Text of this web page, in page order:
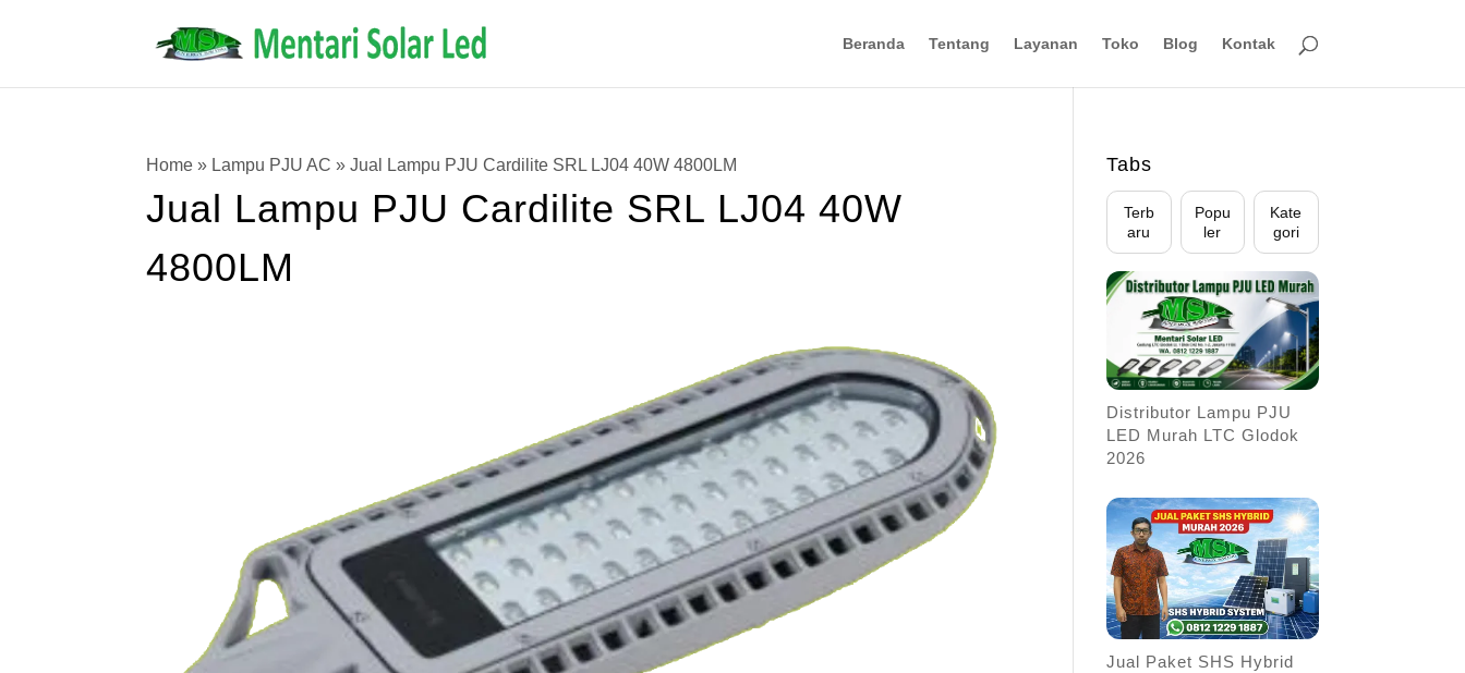
Beranda Tentang Layanan Toko Blog Kontak
Home » Lampu PJU AC »Jual Lampu PJU Cardilite SRL LJ04 40W 4800LM
Jual Lampu PJU Cardilite SRL LJ04 40W
4800LM
Tabs
Terb
aru
Popu
ler
Kate
gori
Distributor Lampu PJU
LED Murah LTC Glodok
2026
Jual Paket SHS Hybrid